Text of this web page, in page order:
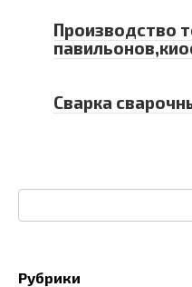
Производство
Сварка
Рубрики